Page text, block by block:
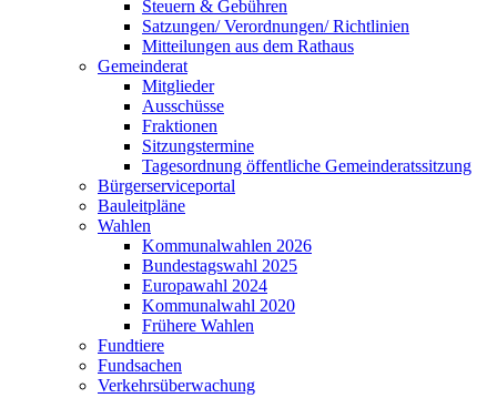
Steuern & Gebühren
Satzungen/ Verordnungen/ Richtlinien
Mitteilungen aus dem Rathaus
Gemeinderat
Mitglieder
Ausschüsse
Fraktionen
Sitzungstermine
Tagesordnung öffentliche Gemeinderatssitzung
Bürgerserviceportal
Bauleitpläne
Wahlen
Kommunalwahlen 2026
Bundestagswahl 2025
Europawahl 2024
Kommunalwahl 2020
Frühere Wahlen
Fundtiere
Fundsachen
Verkehrsüberwachung